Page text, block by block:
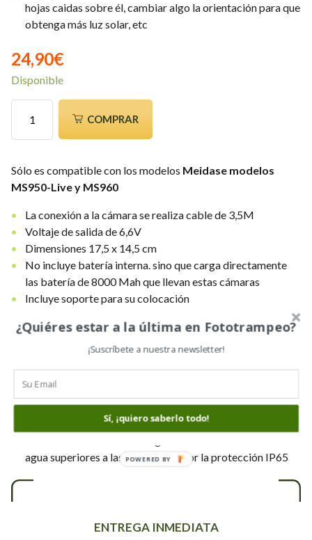
hojas caidas sobre él, cambiar algo la orientación para que
obtenga más luz solar, etc
24,90€
Disponible
Solar
para
Meidase
950Live
Meidase
960
cantidad
COMPRAR
Sólo es compatible con los modelos Meidase modelos
MS950-Live y MS960
La conexión a la cámara se realiza cable de 3,5M
Voltaje de salida de 6,6V
Dimensiones 17,5 x 14,5 cm
No incluye batería interna. sino que carga directamente
las batería de 8000 Mah que llevan estas cámaras
Incluye soporte para su colocación
Paraconseguir el máximo rendimiento aconsejamos:
Instalarlo en una zona sin sombra constante
Instalarlo mirando dirección SUR
Evitar que las hojas o ramas creen sombras sobre el panel.
Una limpieza del polvo que se acumule sobre el mismo es
muy recomendable
agua superiores a las estipuladas por la protección IP65
ENTREGA INMEDIATA
¿Quiéres estar a la última en Fototrampeo?
¡Suscríbete a nuestra newsletter!
Sí, ¡quiero saberlo todo!
POWERED BY